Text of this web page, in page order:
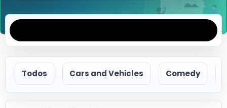
Todos Cars and Vehicles Comedy